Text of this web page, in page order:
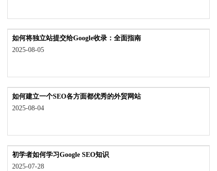
如何将独立站提交给Google收录：全面指南
2025-08-05
如何建立一个SEO各方面都优秀的外贸网站
2025-08-04
初学者如何学习Google SEO知识
2025-07-28